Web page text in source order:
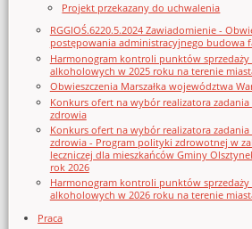
Projekt przekazany do uchwalenia
RGGIOŚ.6220.5.2024 Zawiadomienie -
postępowania administracyjnego budowa
Harmonogram kontroli punktów
alkoholowych w 2025 roku na terenie
Obwieszczenia Marszałka województwa
Konkurs ofert na wybór realizatora
zdrowia
Konkurs ofert na wybór realizatora
zdrowia - Program polityki zdrowotnej w
leczniczej dla mieszkańców Gminy
rok 2026
Harmonogram kontroli punktów
alkoholowych w 2026 roku na terenie
Praca